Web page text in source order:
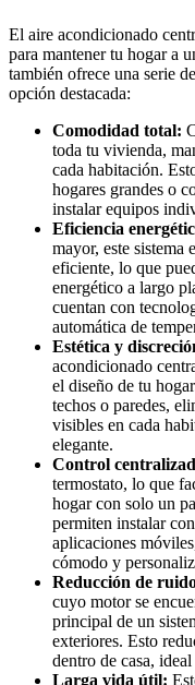
El aire acondicionado
para mantener tu hogar a
también ofrece una serie
opción destacada:
Comodidad total:
toda tu vivienda,
cada habitación.
hogares grandes o
instalar equipos
Eficiencia
mayor, este sistema
eficiente, lo que
energético a largo
cuentan con
automática de
Estética y
acondicionado
el diseño de tu
techos o paredes,
visibles en cada
elegante.
Control
termostato, lo que
hogar con solo un
permiten instalar
aplicaciones
cómodo y
Reducción de
cuyo motor se
principal de un
exteriores. Esto
dentro de casa,
Larga vida útil: